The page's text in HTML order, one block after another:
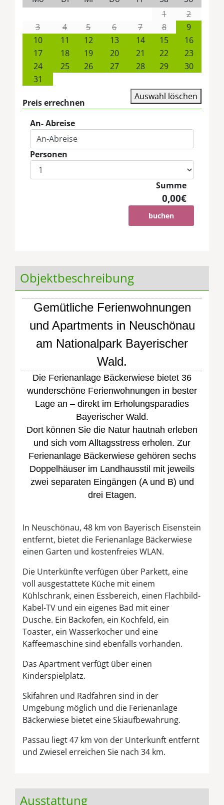
1
2
3
4 5 6 7 8
9
10
11 12 13 14 15
16
17
18 19 20 21 22
23
24
25 26 27 28 29
30
31
Auswahl löschen
Preis errechnen
An- Abreise
Personen
Summe
0,00€
buchen
Objektbeschreibung
Gemütliche Ferienwohnungen
und Apartments in Neuschönau
am Nationalpark Bayerischer
Wald.
Die Ferienanlage Bäckerwiese bietet 36
wunderschöne Ferienwohnungen in bester
Lage an – direkt im Erholungsparadies
Bayerischer Wald.
Dort können Sie die Natur hautnah erleben
und sich vom Alltagsstress erholen. Zur
Ferienanlage Bäckerwiese gehören sechs
Doppelhäuser im Landhausstil mit jeweils
zwei separaten Eingängen (A und B) und
drei Etagen.
In Neuschönau, 48 km von Bayerisch Eisenstein
entfernt, bietet die Ferienanlage Bäckerwiese
einen Garten und kostenfreies WLAN.
Die Unterkünfte verfügen über Parkett, eine
voll ausgestattete Küche mit einem
Kühlschrank, einen Essbereich, einen Flachbild-
Kabel-TV und ein eigenes Bad mit einer
Dusche. Ein Backofen, ein Kochfeld, ein
Toaster, ein Wasserkocher und eine
Kaffeemaschine sind ebenfalls vorhanden.
Das Apartment verfügt über einen
Kinderspielplatz.
Skifahren und Radfahren sind in der
Umgebung möglich und die Ferienanlage
Bäckerwiese bietet eine Skiaufbewahrung.
Passau liegt 47 km von der Unterkunft entfernt
und Zwiesel erreichen Sie nach 34 km.
Ausstattung